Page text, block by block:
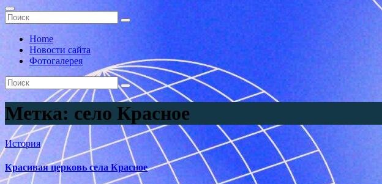
Home
Новости сайта
Фотогалерея
Метка: село Красное
История
Красивая церковь села Красное